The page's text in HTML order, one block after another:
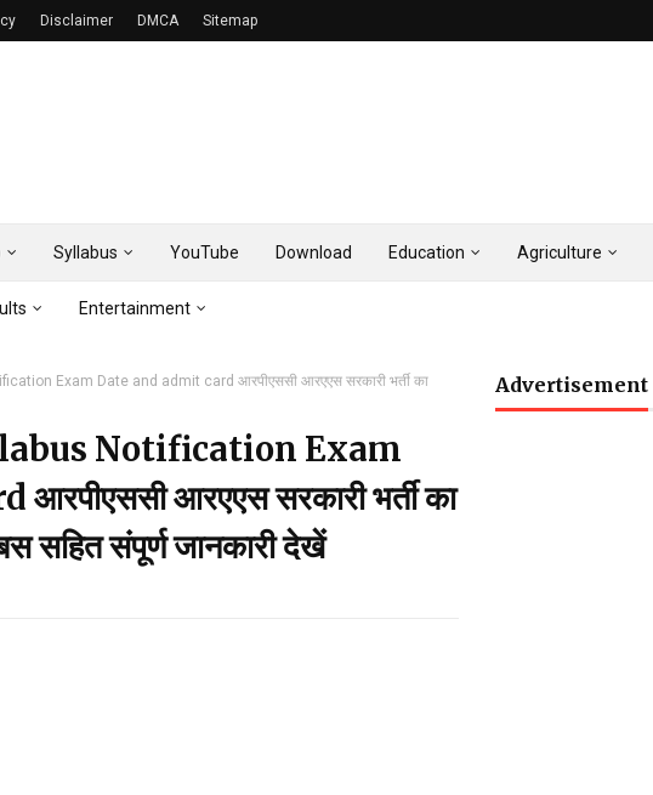
Disclaimer DMCA Sitemap
Syllabus YouTube Download Education Agriculture
Entertainment
Exam Date and admit card आरपीएससी आरएएस सरकारी भर्ती का
Notification Exam
आरएएस सरकारी भर्ती का
सहित संपूर्ण जानकारी देखें
Advertisement